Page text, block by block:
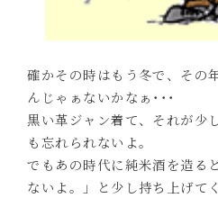
確かその時はもう冬で、その
んじゃぁないかなぁ･･･
黒い革ジャン着て、それが少
も忘れられないよ。
でもあの時代に純米酒を造る
ないよ。」と少し持ち上げて